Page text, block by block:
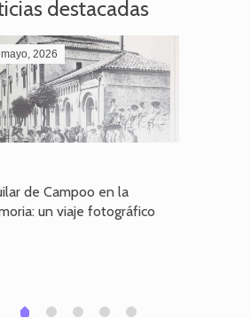
destacadas
2026
de Campoo en la
un viaje fotográfico
0 1 2 3 4